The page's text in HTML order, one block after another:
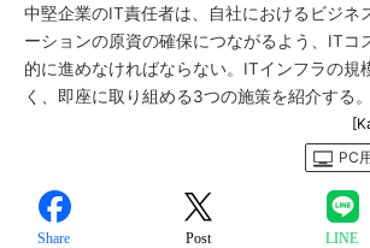
中堅企業のIT責任者は、自社におけるビジネ
ーションの原資の確保につながるよう、ITコ
的に進めなければならない。ITインフラの規
く、即座に取り組める3つの施策を紹介する。
PC
Share Post LINE